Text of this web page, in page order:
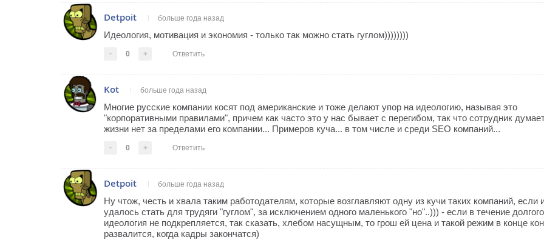
Detpoit больше года назад
Идеология, мотивация и экономия - только так можно стать гуглом))))))))
- 0 + Ответить
Kot больше года назад
Многие русские компании косят под американские и тоже делают упор на идеологию, называя это
"корпоративными правилами", причем как часто это у нас бывает с перегибом, так что сотрудник
жизни нет за пределами его компании... Примеров куча... в том числе и среди SEO компаний...
- 0 + Ответить
Detpoit больше года назад
Ну чтож, честь и хвала таким работодателям, которые возглавляют одну из кучи таких компаний, если
удалось стать для трудяги "гуглом", за исключением одного маленького "но"..))) - если в течение
идеология не подкрепляется, так сказать, хлебом насущным, то грош ей цена и такой режим в конце
развалится, когда кадры закончатся)